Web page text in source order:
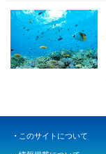
このサイトについて